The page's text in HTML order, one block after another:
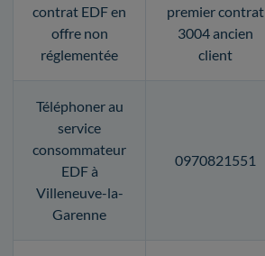
contrat EDF en
offre non
réglementée
premier contrat
3004 ancien
client
Téléphoner au
service
consommateur
EDF à
Villeneuve-la-
Garenne
0970821551